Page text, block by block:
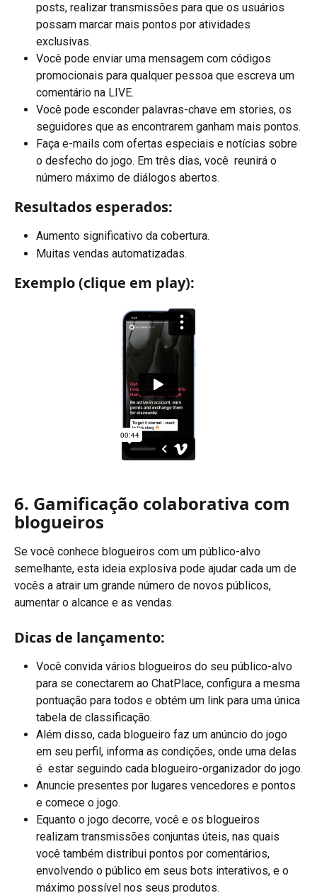
posts, realizar transmissões para que os usuários
possam marcar mais pontos por atividades
exclusivas.
Você pode enviar uma mensagem com códigos
promocionais para qualquer pessoa que escreva um
comentário na LIVE.
Você pode esconder palavras-chave em stories, os
seguidores que as encontrarem ganham mais pontos.
Faça e-mails com ofertas especiais e notícias sobre
o desfecho do jogo. Em três dias, você  reunirá o
número máximo de diálogos abertos.
Resultados esperados:
Aumento significativo da cobertura.
Muitas vendas automatizadas.
Exemplo (clique em play):
6. Gamificação colaborativa com
blogueiros
Se você conhece blogueiros com um público-alvo
semelhante, esta ideia explosiva pode ajudar cada um de
vocês a atrair um grande número de novos públicos,
aumentar o alcance e as vendas.
Dicas de lançamento:
Você convida vários blogueiros do seu público-alvo
para se conectarem ao ChatPlace, configura a mesma
pontuação para todos e obtém um link para uma única
tabela de classificação.
Além disso, cada blogueiro faz um anúncio do jogo
em seu perfil, informa as condições, onde uma delas
é  estar seguindo cada blogueiro-organizador do jogo.
Anuncie presentes por lugares vencedores e pontos
e comece o jogo.
Equanto o jogo decorre, você e os blogueiros
realizam transmissões conjuntas úteis, nas quais
você também distribui pontos por comentários,
envolvendo o público em seus bots interativos, e o
máximo possível nos seus produtos.